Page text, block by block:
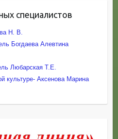
специалистов
Н. В.
Богдаева Алевтина
Любарская Т.Е.
культуре- Аксенова Марина